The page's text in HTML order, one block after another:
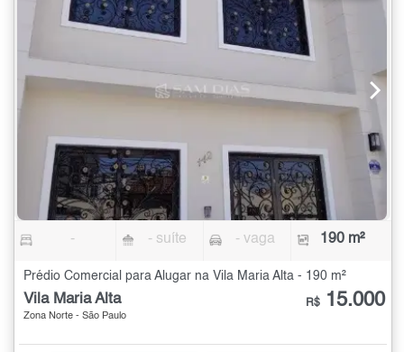
- - suíte - vaga 190 m²
Prédio Comercial para Alugar na Vila Maria Alta - 190 m²
Vila Maria Alta
Zona Norte - São Paulo
R$ 15.000